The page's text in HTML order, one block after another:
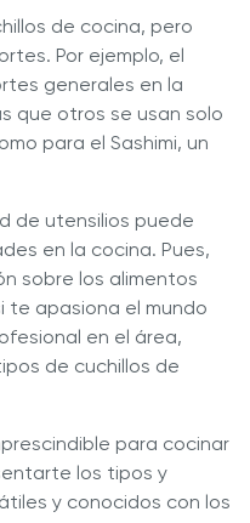
de cocina, pero
Por ejemplo, el
generales en la
que otros se usan solo
para el Sashimi, un
de utensilios puede
en la cocina. Pues,
sobre los alimentos
te apasiona el mundo
en el área,
de cuchillos de
para cocinar
los tipos y
y conocidos con los